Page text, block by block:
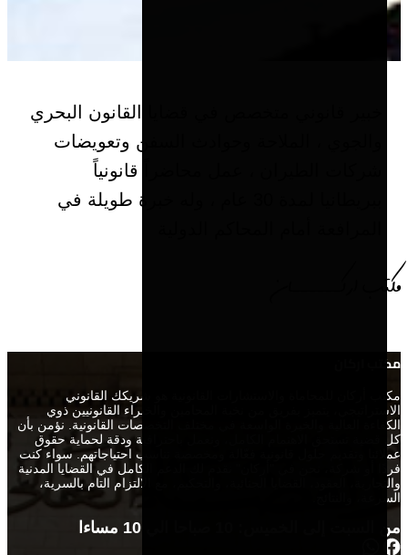
خبير قانوني متخصص في قضايا القانون البحري
والجوي ، الملاحة وحوادث السفن وتعويضات
شركات الطيران ، عمل محاضراً قانونياً
ببريطانيا لمدة 30 عام ، وله خبرة طويلة في
مكتب اركــــــان
مكتب اركان
مكتب أركان للمحاماة والاستشارات القانونية هو شريكك القانوني
الاستراتيجي، يتميز بفريق من نخبة المحامين والخبراء القانونيين ذوي
الكفاءة العالية والخبرة الواسعة في مختلف التخصصات القانونية. نؤمن بأن
كل قضية تستحق الاهتمام الكامل، ونعمل باحترافية ودقة لحماية حقوق
عملائنا وتقديم حلول قانونية فعّالة ومخصصة تناسب احتياجاتهم. سواء كنت
فردًا أو شركة، نحن في "أركان" نقدم لك الدعم الكامل في القضايا المدنية
والتجارية، العقود، القضايا الجنائية، والتحكيم، مع الالتزام التام بالسرية،
السرعة، والنتائج.
من السبت إلى الخميس: 10 صباحا الي 10 مساءا